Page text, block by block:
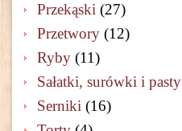
Przekąski (27)
Przetwory (12)
Ryby (11)
Sałatki, surówki i pasty
Serniki (16)